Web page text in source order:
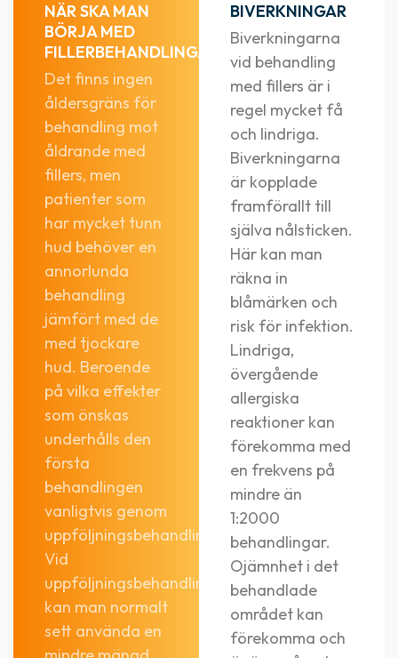
NÄR SKA MAN
BÖRJA MED
FILLERBEHANDLINGAR?
Det finns ingen
åldersgräns för
behandling mot
åldrande med
fillers, men
patienter som
har mycket tunn
hud behöver en
annorlunda
behandling
jämfört med de
med tjockare
hud. Beroende
på vilka effekter
som önskas
underhålls den
första
behandlingen
vanligtvis genom
uppföljningsbehandlingar.
Vid
uppföljningsbehandlingar
kan man normalt
sett använda en
BIVERKNINGAR
Biverkningarna
vid behandling
med fillers är i
regel mycket få
och lindriga.
Biverkningarna
är kopplade
framförallt till
själva nålsticken.
Här kan man
räkna in
blåmärken och
risk för infektion.
Lindriga,
övergående
allergiska
reaktioner kan
förekomma med
en frekvens på
mindre än
1:2000
behandlingar.
Ojämnhet i det
behandlade
området kan
förekomma och